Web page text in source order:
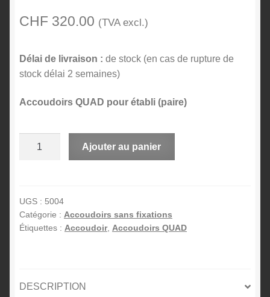
CHF 320.00 (TVA excl.)
Délai de livraison : de stock (en cas de rupture de
stock délai 2 semaines)
Accoudoirs QUAD pour établi (paire)
QUAD
Ajouter au panier
a
UGS : 5004
Catégorie : Accoudoirs sans fixations
Étiquettes : Accoudoir, Accoudoirs QUAD
DESCRIPTION